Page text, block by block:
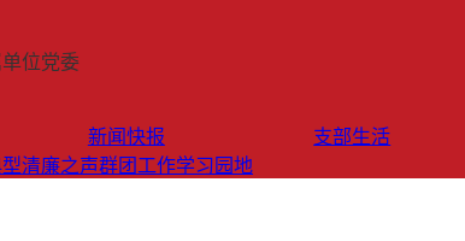
位党委
新闻快报 支部生活
清廉之声群团工作学习园地